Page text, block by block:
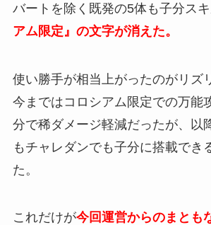
バートを除く既発の5体も子分ス
アム限定』の文字が消えた。
使い勝手が相当上がったのがリズ
今まではコロシアム限定での万能
分で稀ダメージ軽減だったが、以
もチャレダンでも子分に搭載でき
た。
これだけが今回運営からのまとも